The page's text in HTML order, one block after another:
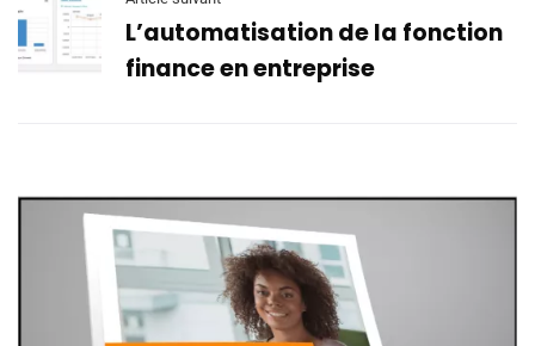
L’automatisation de la fonction
finance en entreprise